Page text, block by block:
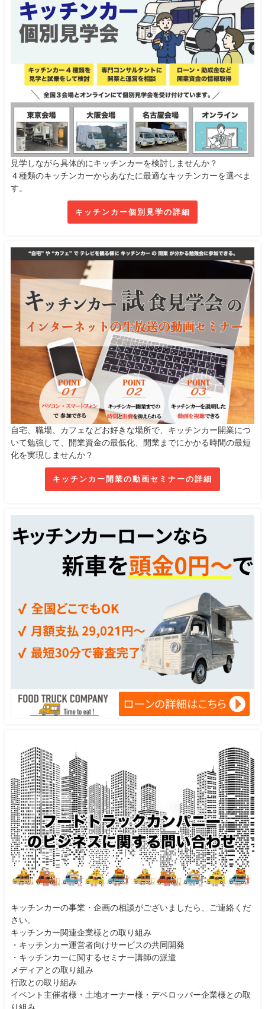
見学しながら具体的にキッチンカーを検討しませんか？
４種類のキッチンカーからあなたに最適なキッチンカーを選べま
す。
キッチンカー個別見学の詳細
自宅、職場、カフェなどお好きな場所で、キッチンカー開業につ
いて勉強して、開業資金の最低化、開業までにかかる時間の最短
化を実現しませんか？
キッチンカー開業の動画セミナーの詳細
キッチンカーの事業・企画の相談がございましたら、ご連絡くだ
さい。
キッチンカー関連企業様との取り組み
・キッチンカー運営者向けサービスの共同開発
・キッチンカーに関するセミナー講師の派遣
メディアとの取り組み
行政との取り組み
イベント主催者様・土地オーナー様・デベロッパー企業様との取
り組み